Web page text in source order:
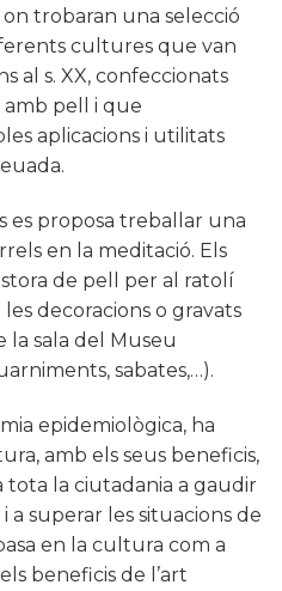
trobaran una selecció
cultures que van
al s. XX, confeccionats
pell i que
aplicacions i utilitats
es proposa treballar una
en la meditació. Els
de pell per al ratolí
decoracions o gravats
la sala del Museu
sabates,…).
epidemiològica, ha
amb els seus beneficis,
tota la ciutadania a gaudir
a superar les situacions de
en la cultura com a
beneficis de l’art